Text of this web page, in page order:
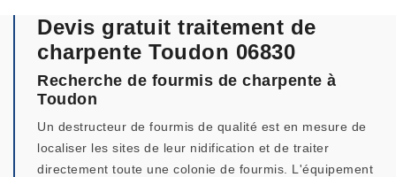
Devis gratuit traitement de
charpente Toudon 06830
Recherche de fourmis de charpente à
Toudon
Un destructeur de fourmis de qualité est en mesure de
localiser les sites de leur nidification et de traiter
directement toute une colonie de fourmis. L'équipement